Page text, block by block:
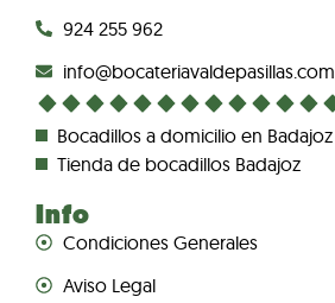
924 255 962
info@bocateriavaldepasillas.com
Bocadillos a domicilio en Badajoz
Tienda de bocadillos Badajoz
Info
Condiciones Generales
Aviso Legal